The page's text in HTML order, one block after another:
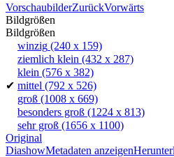
VorschaubilderZurückVorwärts
Bildgrößen
Bildgrößen
winzig (240 x 159)
ziemlich klein (432 x 287)
klein (576 x 382)
✔ mittel (792 x 526)
groß (1008 x 669)
besonders groß (1224 x 813)
sehr groß (1656 x 1100)
Original
DiashowMetadaten anzeigen